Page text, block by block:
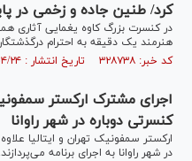
کرد/ طنین جاده و زخمی در
در کنسرت بزرگ کاوه یغمایی آثاری
هنرمند یک دقیقه به احترام
کد خبر: ۳۲۸۷۳۸ تاریخ انتشار : ۱۳۹۶/۰۴/۲۴
اجرای مشترک ارکستر
کنسرتی دوباره در شهر راوانا
در شهر راوانا به اجرای برنامه می‌پردازند.